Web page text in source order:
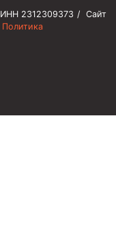
ИНН 2312309373 / Сайт
Политика